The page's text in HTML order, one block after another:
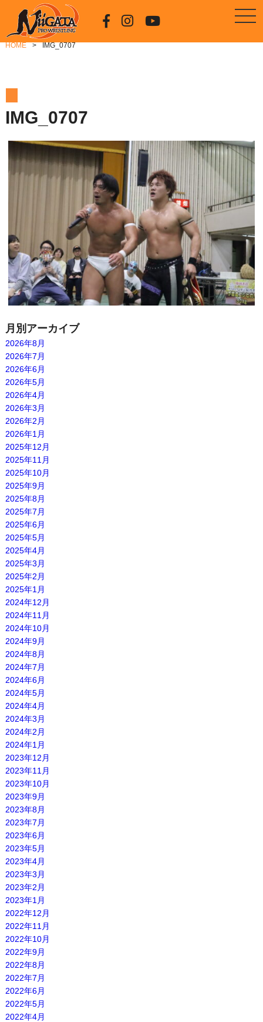
HOME IMG_0707
IMG_0707
月別アーカイブ
2026年8月
2026年7月
2026年6月
2026年5月
2026年4月
2026年3月
2026年2月
2026年1月
2025年12月
2025年11月
2025年10月
2025年9月
2025年8月
2025年7月
2025年6月
2025年5月
2025年4月
2025年3月
2025年2月
2025年1月
2024年12月
2024年11月
2024年10月
2024年9月
2024年8月
2024年7月
2024年6月
2024年5月
2024年4月
2024年3月
2024年2月
2024年1月
2023年12月
2023年11月
2023年10月
2023年9月
2023年8月
2023年7月
2023年6月
2023年5月
2023年4月
2023年3月
2023年2月
2023年1月
2022年12月
2022年11月
2022年10月
2022年9月
2022年8月
2022年7月
2022年6月
2022年5月
2022年4月